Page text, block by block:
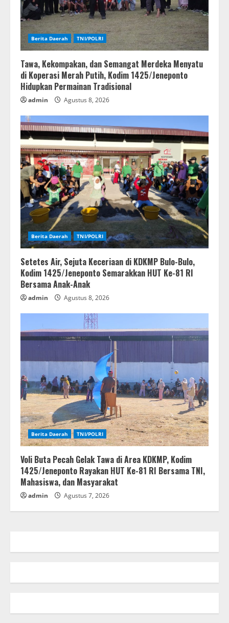
Berita Daerah TNI/POLRI
Tawa, Kekompakan, dan Semangat Merdeka Menyatu
di Koperasi Merah Putih, Kodim 1425/Jeneponto
Hidupkan Permainan Tradisional
admin Agustus 8, 2026
Berita Daerah TNI/POLRI
Setetes Air, Sejuta Keceriaan di KDKMP Bulo-Bulo,
Kodim 1425/Jeneponto Semarakkan HUT Ke-81 RI
Bersama Anak-Anak
admin Agustus 8, 2026
Berita Daerah TNI/POLRI
Voli Buta Pecah Gelak Tawa di Area KDKMP, Kodim
1425/Jeneponto Rayakan HUT Ke-81 RI Bersama TNI,
Mahasiswa, dan Masyarakat
admin Agustus 7, 2026